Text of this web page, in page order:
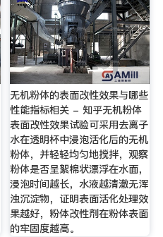
无机粉体的表面改性效果与哪些
性能指标相关 - 知乎无机粉体
表面改性效果试验可采用去离子
水在透明杯中浸泡活化后的无机
粉体，并轻轻均匀地搅拌，观察
粉体是否呈絮棉状漂浮在水面，
浸泡时间越长，水液越清澈无浑
浊沉淀物，证明表面活化处理效
果越好，粉体改性剂在粉体表面
的牢固度越高。